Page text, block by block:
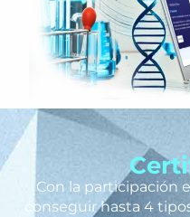
Con la participación
conseguir hasta 4